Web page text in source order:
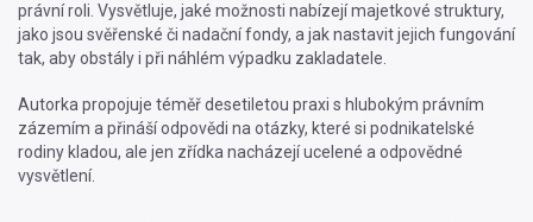
právní roli. Vysvětluje, jaké možnosti nabízejí majetkové struktury,
jako jsou svěřenské či nadační fondy, a jak nastavit jejich fungování
tak, aby obstály i při náhlém výpadku zakladatele.
Autorka propojuje téměř desetiletou praxi s hlubokým právním
zázemím a přináší odpovědi na otázky, které si podnikatelské
rodiny kladou, ale jen zřídka nacházejí ucelené a odpovědné
vysvětlení.